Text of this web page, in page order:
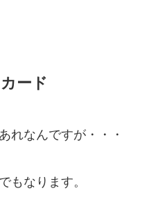
ード
れなんですが・・・
もなります。